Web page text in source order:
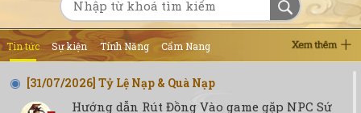
Tin tức Sự kiện Tính Năng Cẩm Nang
[31/07/2026] Tỷ Lệ Nạp & Quà Nạp
Hướng dẫn Rút Đồng Vào game gặp NPC Sứ